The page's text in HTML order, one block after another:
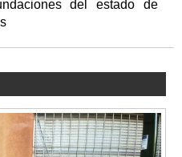
del estado de